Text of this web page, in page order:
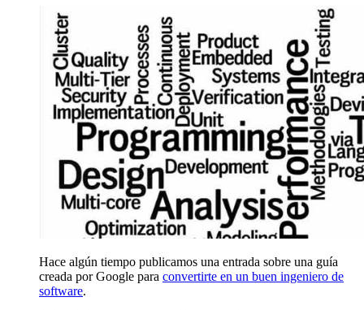
Hace algún tiempo publicamos una entrada sobre una guía
creada por Google para convertirte en un buen ingeniero de
software.